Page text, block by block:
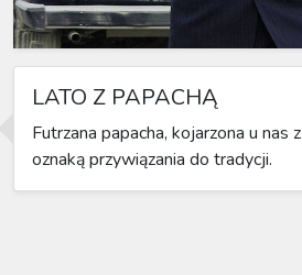
LATO Z PAPACHĄ
Futrzana papacha, kojarzona u nas
oznaką przywiązania do tradycji.